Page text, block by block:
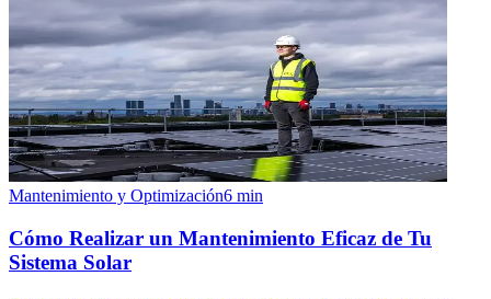
Mantenimiento y Optimización6 min
Cómo Realizar un Mantenimiento Eficaz de Tu
Sistema Solar